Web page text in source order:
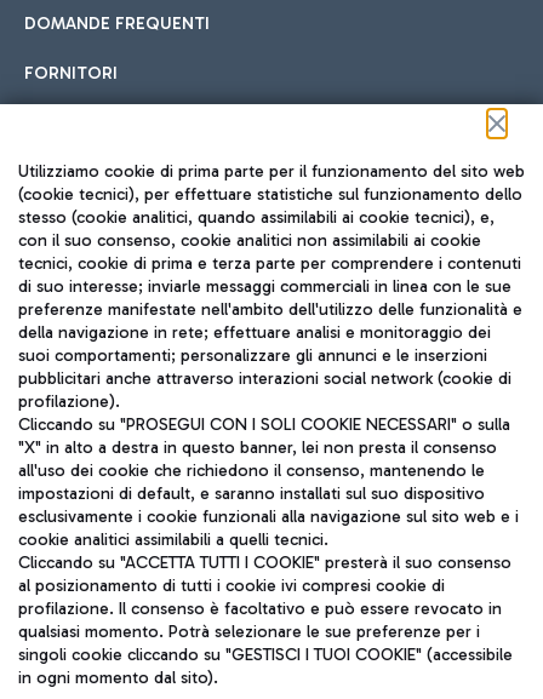
DOMANDE FREQUENTI
FORNITORI
Seguici sui social
TRAVEL JOURNAL
ITA
Aeroporti di Roma S.p.A. - Società soggetta a direzione e
coordinamento di Mundys S.p.A.
Codice fiscale e Registro delle Imprese di Roma 13032990155 P.
IVA 06572251004
Capitale sociale 62.224.743,00 int. vers.
Sede legale: Via Pier Paolo Racchetti 1 - 00054 Fiumicino (RM)
telefono +39 06 65951
Utilizziamo cookie di prima parte per il funzionamento del sito web
(cookie tecnici), per effettuare statistiche sul funzionamento dello
stesso (cookie analitici, quando assimilabili ai cookie tecnici), e,
con il suo consenso, cookie analitici non assimilabili ai cookie
tecnici, cookie di prima e terza parte per comprendere i contenuti
di suo interesse; inviarle messaggi commerciali in linea con le sue
preferenze manifestate nell'ambito dell'utilizzo delle funzionalità e
della navigazione in rete; effettuare analisi e monitoraggio dei
suoi comportamenti; personalizzare gli annunci e le inserzioni
pubblicitari anche attraverso interazioni social network (cookie di
profilazione).
Cliccando su "PROSEGUI CON I SOLI COOKIE NECESSARI" o sulla
"X" in alto a destra in questo banner, lei non presta il consenso
all'uso dei cookie che richiedono il consenso, mantenendo le
impostazioni di default, e saranno installati sul suo dispositivo
esclusivamente i cookie funzionali alla navigazione sul sito web e i
cookie analitici assimilabili a quelli tecnici.
Cliccando su "ACCETTA TUTTI I COOKIE" presterà il suo consenso
al posizionamento di tutti i cookie ivi compresi cookie di
profilazione. Il consenso è facoltativo e può essere revocato in
qualsiasi momento. Potrà selezionare le sue preferenze per i
singoli cookie cliccando su "GESTISCI I TUOI COOKIE" (accessibile
in ogni momento dal sito).